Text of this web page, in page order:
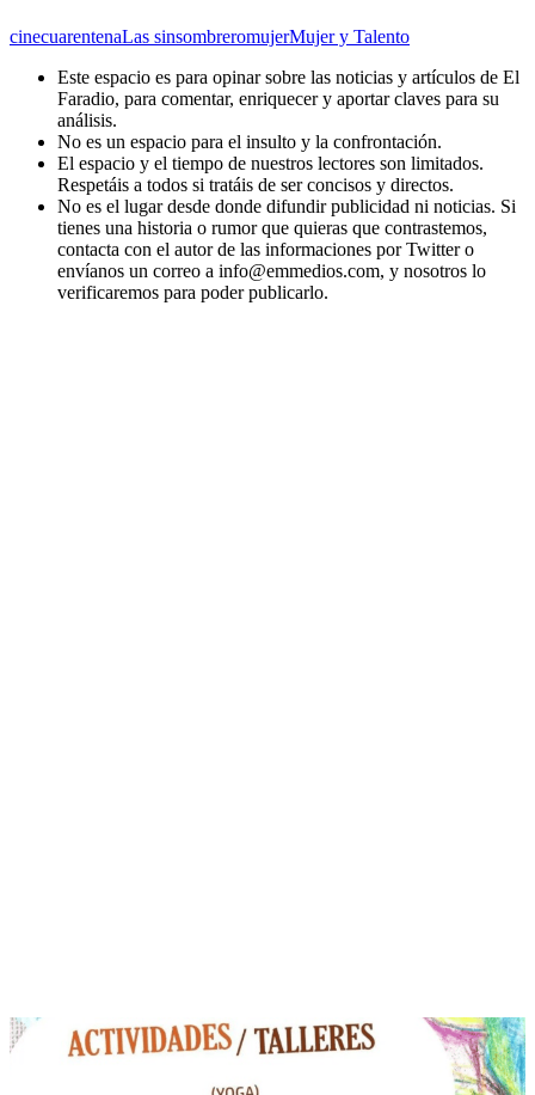
cinecuarentenaLas sinsombreromujerMujer y Talento
Este espacio es para opinar sobre las noticias y artículos de El
Faradio, para comentar, enriquecer y aportar claves para su
análisis.
No es un espacio para el insulto y la confrontación.
El espacio y el tiempo de nuestros lectores son limitados.
Respetáis a todos si tratáis de ser concisos y directos.
No es el lugar desde donde difundir publicidad ni noticias. Si
tienes una historia o rumor que quieras que contrastemos,
contacta con el autor de las informaciones por Twitter o
envíanos un correo a info@emmedios.com, y nosotros lo
verificaremos para poder publicarlo.